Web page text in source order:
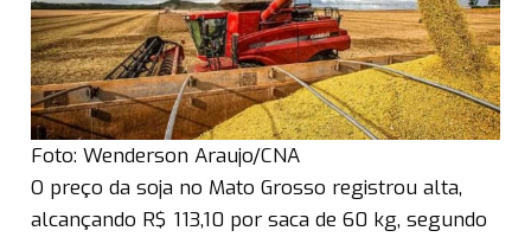
Foto: Wenderson Araujo/CNA
O preço da soja no Mato Grosso registrou alta,
alcançando R$ 113,10 por saca de 60 kg, segundo